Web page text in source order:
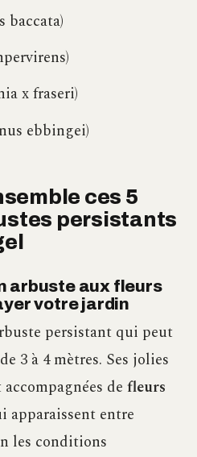
baccata)
x fraseri)
ebbingei)
ces 5
persistants
arbuste aux fleurs
votre jardin
persistant qui peut
3 à 4 mètres. Ses jolies
de fleurs
apparaissent entre
les conditions